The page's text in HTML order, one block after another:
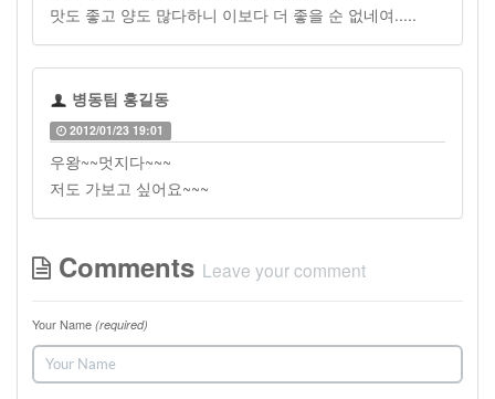
맛도 좋고 양도 많다하니 이보다 더 좋을 순 없네여.....
병동팀 홍길동
2012/01/23 19:01
우왕~~멋지다~~~
저도 가보고 싶어요~~~
Comments Leave your comment
Your Name (required)